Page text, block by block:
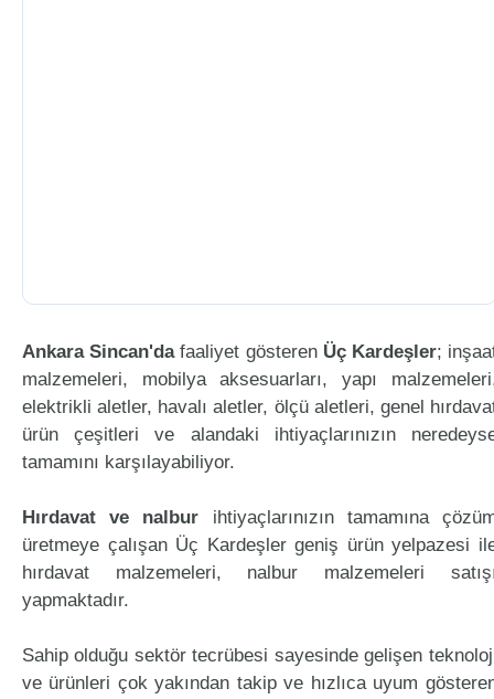
Ankara Sincan'dafaaliyet gösteren Üç Kardeşler;
malzemeleri, mobilya aksesuarları, yapı
elektrikli aletler, havalı aletler, ölçü aletleri, genel
ürün çeşitleri ve alandaki ihtiyaçlarınızın
tamamını karşılayabiliyor.
Hırdavat ve nalbur ihtiyaçlarınızın tamamına
üretmeye çalışan Üç Kardeşler geniş ürün yelpazesi
hırdavat malzemeleri, nalbur malzemeleri
yapmaktadır.
Sahip olduğu sektör tecrübesi sayesinde gelişen
ve ürünleri çok yakından takip ve hızlıca uyum